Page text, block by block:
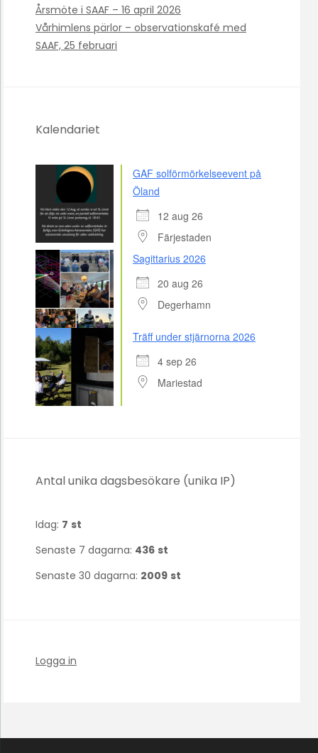
Årsmöte i SAAF – 16 april 2026
Vårhimlens pärlor – observationskafé med
SAAF, 25 februari
Kalendariet
GAF solförmörkelseevent på
Öland
12 aug 26
Färjestaden
Sagittarius 2026
20 aug 26
Degerhamn
Träff under stjärnorna 2026
4 sep 26
Mariestad
Antal unika dagsbesökare (unika IP)
Idag: 7 st
Senaste 7 dagarna: 436 st
Senaste 30 dagarna: 2009 st
Logga in